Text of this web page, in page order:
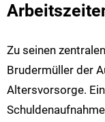
Zu seinen
Brudermüller der
Altersvorsorge.